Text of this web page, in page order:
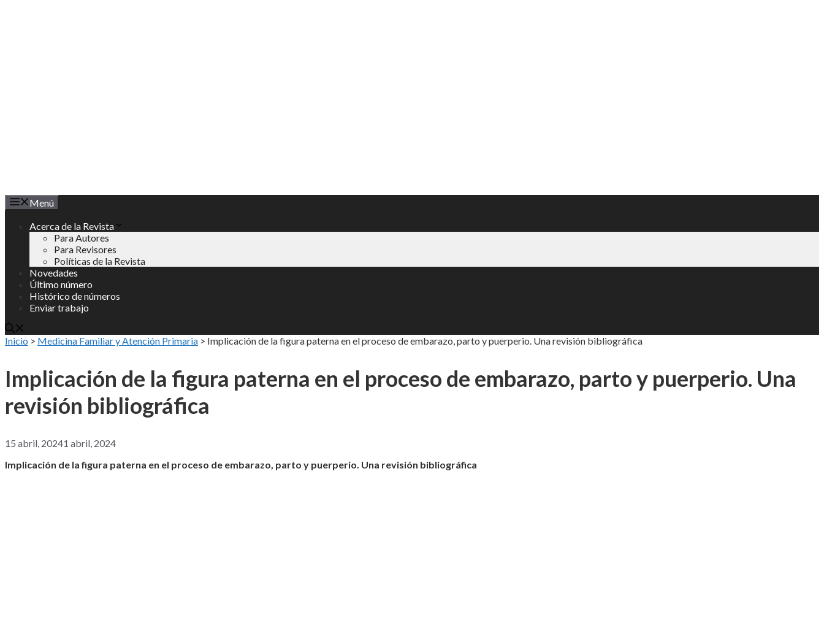
Menú
Acerca de la Revista
Para Autores
Para Revisores
Políticas de la Revista
Novedades
Último número
Histórico de números
Enviar trabajo
Inicio > Medicina Familiar y Atención Primaria > Implicación de la figura paterna en el proceso de embarazo, parto y puerperio. Una revisión bibliográfica
Implicación de la figura paterna en el proceso de embarazo, parto y puerperio. Una
revisión bibliográfica
15 abril, 20241 abril, 2024
Implicación de la figura paterna en el proceso de embarazo, parto y puerperio. Una revisión bibliográfica